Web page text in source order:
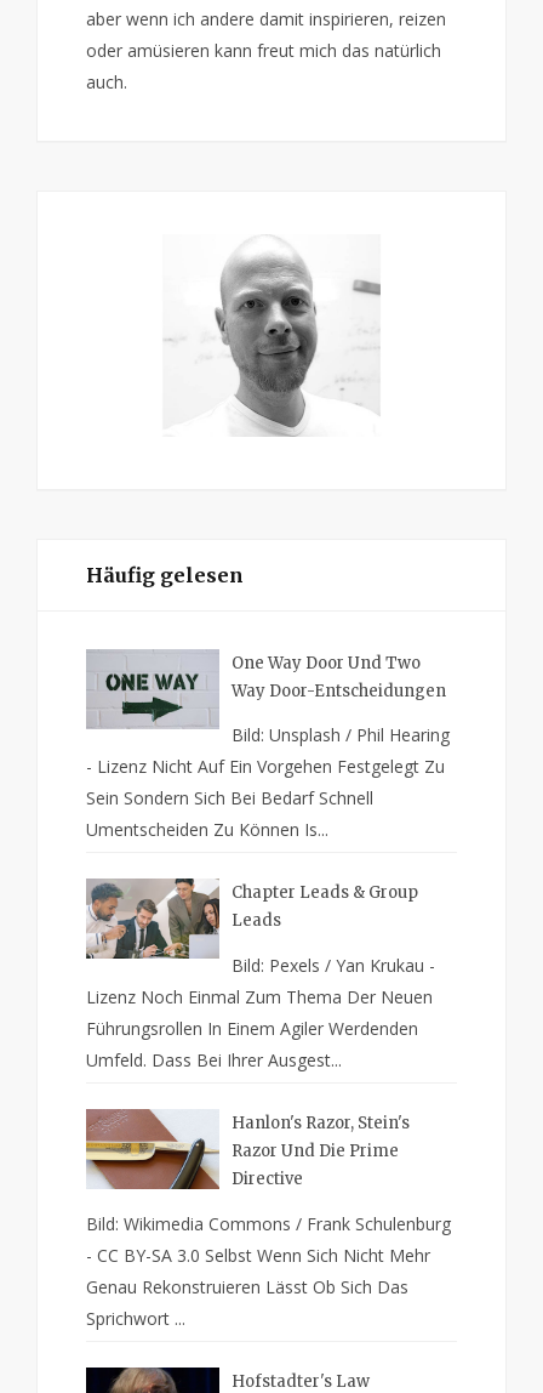
aber wenn ich andere damit inspirieren, reizen
oder amüsieren kann freut mich das natürlich
auch.
Häufig gelesen
One Way Door Und Two
Way Door-Entscheidungen
Bild: Unsplash / Phil Hearing
- Lizenz Nicht Auf Ein Vorgehen Festgelegt Zu
Sein Sondern Sich Bei Bedarf Schnell
Umentscheiden Zu Können Is...
Chapter Leads & Group
Leads
Bild: Pexels / Yan Krukau -
Lizenz Noch Einmal Zum Thema Der Neuen
Führungsrollen In Einem Agiler Werdenden
Umfeld. Dass Bei Ihrer Ausgest...
Hanlon's Razor, Stein's
Razor Und Die Prime
Directive
Bild: Wikimedia Commons / Frank Schulenburg
- CC BY-SA 3.0 Selbst Wenn Sich Nicht Mehr
Genau Rekonstruieren Lässt Ob Sich Das
Sprichwort ...
Hofstadter's Law